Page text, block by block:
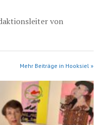
von
Mehr Beiträge in Hooksiel »